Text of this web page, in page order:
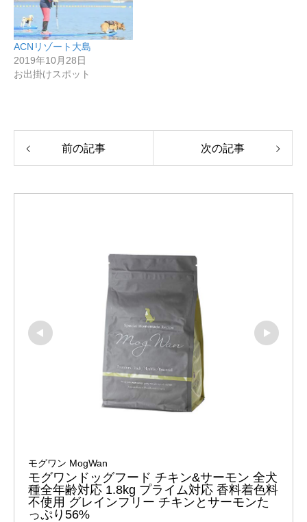
ACNリゾート大島
2019年10月28日
お出掛けスポット
前の記事 次の記事
モグワン MogWan
モグワンドッグフード チキン&サーモン 全犬
種全年齢対応 1.8kg プライム対応 香料着色料
不使用 グレインフリー チキンとサーモンた
っぷり56%